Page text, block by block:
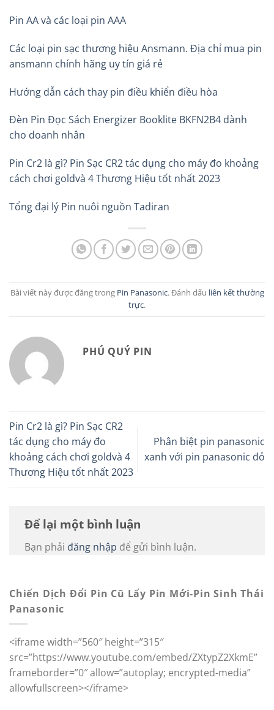
Pin AA và các loại pin AAA
Các loại pin sạc thương hiệu Ansmann. Địa chỉ mua pin
ansmann chính hãng uy tín giá rẻ
Hướng dẫn cách thay pin điều khiển điều hòa
Đèn Pin Đọc Sách Energizer Booklite BKFN2B4 dành
cho doanh nhân
Pin Cr2 là gì? Pin Sạc CR2 tác dụng cho máy đo khoảng
cách chơi goldvà 4 Thương Hiệu tốt nhất 2023
Tổng đại lý Pin nuôi nguồn Tadiran
Bài viết này được đăng trong Pin Panasonic. Đánh dấu liên kết thường
trực.
PHÚ QUÝ PIN
Pin Cr2 là gì? Pin Sạc CR2
tác dụng cho máy đo
khoảng cách chơi goldvà 4
Thương Hiệu tốt nhất 2023
Phân biệt pin panasonic
xanh với pin panasonic đỏ
Để lại một bình luận
Bạn phải đăng nhập để gửi bình luận.
Chiến Dịch Đổi Pin Cũ Lấy Pin Mới-Pin Sinh Thái
Panasonic
<iframe width=”560″ height=”315″
src=”https://www.youtube.com/embed/ZXtypZ2XkmE”
frameborder=”0″ allow=”autoplay; encrypted-media”
allowfullscreen></iframe>